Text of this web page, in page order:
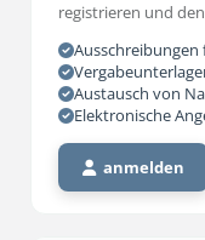
registrieren und
Ausschreibungen
Austausch von
Elektronische
anmelden